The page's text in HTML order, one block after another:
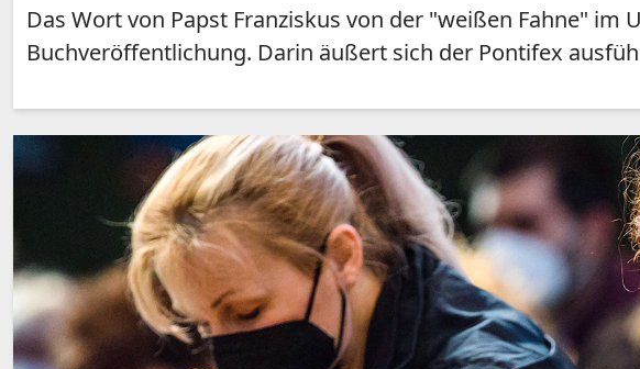
Das Wort von Papst Franziskus von der "weißen Fahne"
Buchveröffentlichung. Darin äußert sich der Pontifex